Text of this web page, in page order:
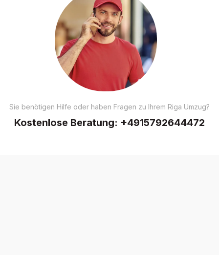
Sie benötigen Hilfe oder haben Fragen zu Ihrem Riga Umzug?
Kostenlose Beratung: +4915792644472